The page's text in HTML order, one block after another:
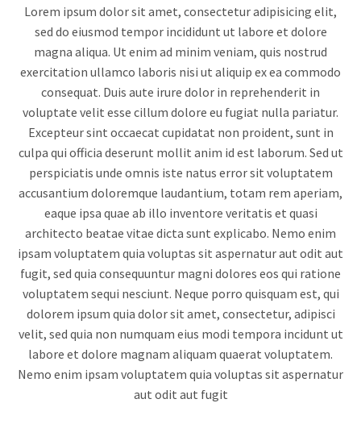
Lorem ipsum dolor sit amet, consectetur adipisicing elit,
sed do eiusmod tempor incididunt ut labore et dolore
magna aliqua. Ut enim ad minim veniam, quis nostrud
exercitation ullamco laboris nisi ut aliquip ex ea commodo
consequat. Duis aute irure dolor in reprehenderit in
voluptate velit esse cillum dolore eu fugiat nulla pariatur.
Excepteur sint occaecat cupidatat non proident, sunt in
culpa qui officia deserunt mollit anim id est laborum. Sed ut
perspiciatis unde omnis iste natus error sit voluptatem
accusantium doloremque laudantium, totam rem aperiam,
eaque ipsa quae ab illo inventore veritatis et quasi
architecto beatae vitae dicta sunt explicabo. Nemo enim
ipsam voluptatem quia voluptas sit aspernatur aut odit aut
fugit, sed quia consequuntur magni dolores eos qui ratione
voluptatem sequi nesciunt. Neque porro quisquam est, qui
dolorem ipsum quia dolor sit amet, consectetur, adipisci
velit, sed quia non numquam eius modi tempora incidunt ut
labore et dolore magnam aliquam quaerat voluptatem.
Nemo enim ipsam voluptatem quia voluptas sit aspernatur
aut odit aut fugit